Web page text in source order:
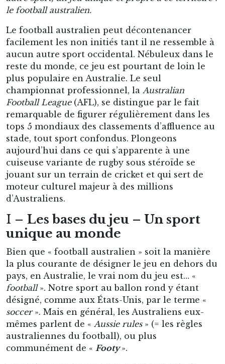
le football australien.
Le football australien peut décontenancer
facilement les non initiés tant il ne ressemble à
aucun autre sport occidental. Nébuleux dans le
reste du monde, ce jeu est pourtant de loin le
plus populaire en Australie. Le seul
championnat professionnel, la Australian
Football League(AFL), se distingue par le fait
remarquable de figurer régulièrement dans les
tops 5 mondiaux des classements d’affluence au
stade, tout sport confondus. Plongeons
aujourd’hui dans ce qui s’apparente à une
cuiseuse variante de rugby sous stéroïde se
jouant sur un terrain de cricket et qui sert de
moteur culturel majeur à des millions
d’Australiens.
I – Les bases du jeu – Un sport
unique au monde
Bien que « football australien » soit la manière
la plus courante de désigner le jeu en dehors du
pays, en Australie, le vrai nom du jeu est… «
football». Notre sport au ballon rond y étant
désigné, comme aux États-Unis, par le terme «
soccer ». Mais en général, les Australiens eux-
mêmes parlent de « Aussie rules» (= les règles
australiennes du football), ou plus
communément de « Footy».